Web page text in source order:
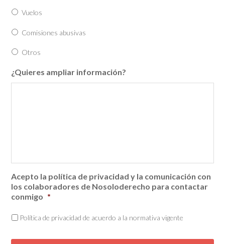
Vuelos
Comisiones abusivas
Otros
¿Quieres ampliar información?
Acepto la política de privacidad y la comunicación con
los colaboradores de Nosoloderecho para contactar
conmigo *
Política de privacidad de acuerdo a la normativa vigente